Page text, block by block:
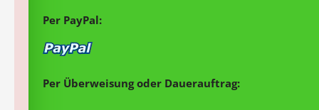
Per PayPal:
Per Überweisung oder Dauerauftrag: